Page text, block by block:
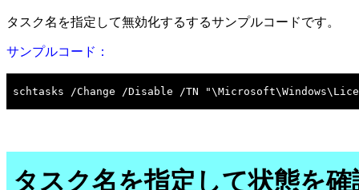
タスク名を指定して無効化するするサンプルコードです。
サンプルコード：
タスク名を指定して状態を